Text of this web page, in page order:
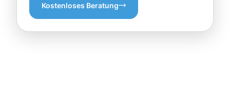
Kostenloses Beratung